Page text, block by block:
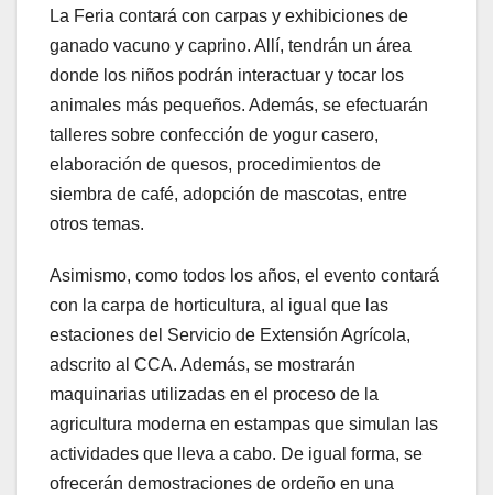
La Feria contará con carpas y exhibiciones de
ganado vacuno y caprino. Allí, tendrán un área
donde los niños podrán interactuar y tocar los
animales más pequeños. Además, se efectuarán
talleres sobre confección de yogur casero,
elaboración de quesos, procedimientos de
siembra de café, adopción de mascotas, entre
otros temas.
Asimismo, como todos los años, el evento contará
con la carpa de horticultura, al igual que las
estaciones del Servicio de Extensión Agrícola,
adscrito al CCA. Además, se mostrarán
maquinarias utilizadas en el proceso de la
agricultura moderna en estampas que simulan las
actividades que lleva a cabo. De igual forma, se
ofrecerán demostraciones de ordeño en una